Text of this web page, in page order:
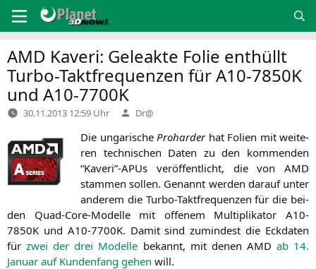
Inhalt
springen
AMD Kaveri: Geleakte Folie enthüllt
Turbo-Taktfrequenzen fürA10-7850K
und A10-7700K
30.11.2013 12:59 Uhr Verfasst
von
Dr@
Die unga­ri­scheProhar­derhat Foli­en mit wei­te­
ren tech­ni­schen Daten zu den kom­men­den
“Kaveri”-APUs ver­öf­fent­licht, die von AMD
stam­men sol­len. Genannt wer­den dar­auf unter
ande­rem die Tur­bo-Takt­fre­quen­zen für die bei­
den Quad-Core-Model­le mit offe­nem Mul­ti­pli­ka­tor A10-
7850K und A10-7700K. Damit sind zumin­dest die Eck­da­ten
fürzwei der drei Model­le bekannt, mit denen AMD ab 14.
Janu­ar auf Kun­den­fang gehen will.